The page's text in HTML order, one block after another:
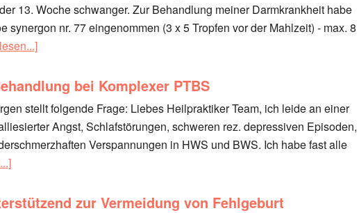
13. Woche schwanger. Zur Behandlung meiner Darmkrankheit habe
synergon nr. 77 eingenommen (3 x 5 Tropfen vor der Mahlzeit) - max. 8
bei Komplexer PTBS
stellt folgende Frage: Liebes Heilpraktiker Team, ich leide an einer
Angst, Schlafstörungen, schweren rez. depressiven Episoden,
Verspannungen in HWS und BWS. Ich habe fast alle
zur Vermeidung von Fehlgeburt